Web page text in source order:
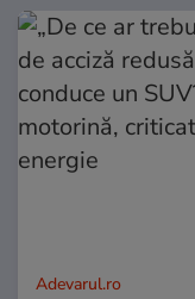
Adevarul.ro